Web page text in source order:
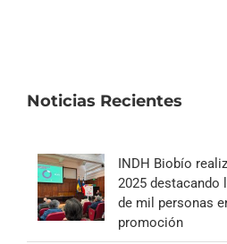
Noticias Recientes
INDH Biobío
2025 destacando
de mil personas
promoción